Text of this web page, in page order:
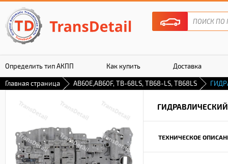
Определить тип АКПП Как купить Доставка
Гарантия
Главная страница AB60E,AB60F, TB-68LS, TB68-LS, TB68LS
ТЕХНИЧЕСКОЕ